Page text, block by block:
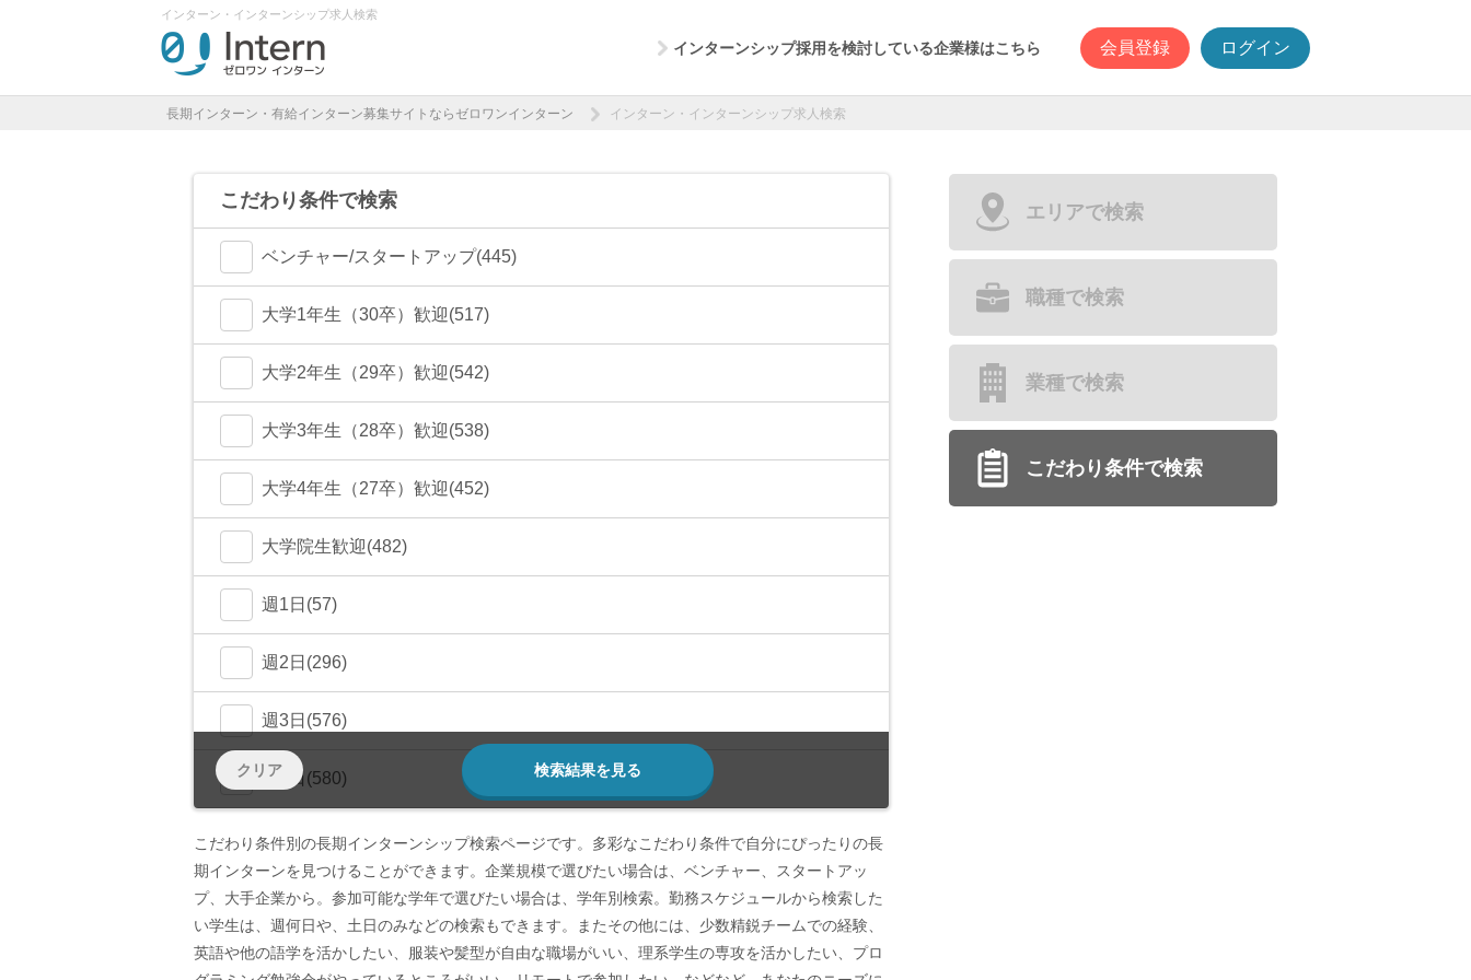
インターン・インターンシップ求人検索
インターンシップ採用を検討している企業様はこちら 会員登録 ログイン
長期インターン・有給インターン募集サイトならゼロワンインターン インターン・インターンシップ求人検索
こだわり条件で検索
ベンチャー/スタートアップ(445)
大学1年生（30卒）歓迎(517)
大学2年生（29卒）歓迎(542)
大学3年生（28卒）歓迎(538)
大学4年生（27卒）歓迎(452)
大学院生歓迎(482)
週1日(57)
週2日(296)
週3日(576)
週4日(580)
週5日〜(582)
土日OK(258)
少数精鋭(131)
クリア 検索結果を見る
こだわり条件別の長期インターンシップ検索ページです。多彩なこだわり条件で自分にぴったりの長
期インターンを見つけることができます。企業規模で選びたい場合は、ベンチャー、スタートアッ
プ、大手企業から。参加可能な学年で選びたい場合は、学年別検索。勤務スケジュールから検索した
い学生は、週何日や、土日のみなどの検索もできます。またその他には、少数精鋭チームでの経験、
英語や他の語学を活かしたい、服装や髪型が自由な職場がいい、理系学生の専攻を活かしたい、プロ
エリアで検索
職種で検索
業種で検索
こだわり条件で検索